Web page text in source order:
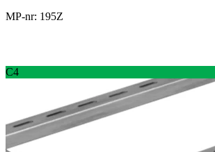
MP-nr: 195Z
C4